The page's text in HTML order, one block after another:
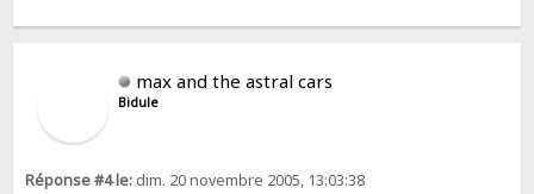
max and the astral cars
Bidule
Réponse #4 le: dim. 20 novembre 2005, 13:03:38